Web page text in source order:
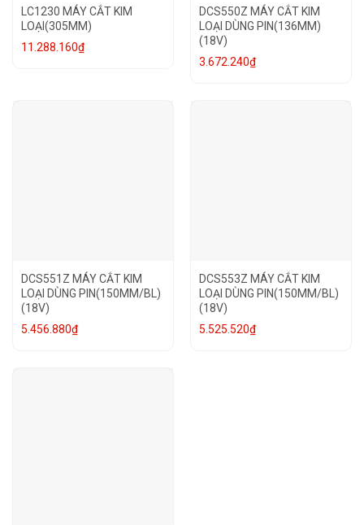
LC1230 MÁY CẮT KIM
LOẠI(305MM)
11.288.160₫
DCS550Z MÁY CẮT KIM
LOẠI DÙNG PIN(136MM)
(18V)
3.672.240₫
DCS551Z MÁY CẮT KIM
LOẠI DÙNG PIN(150MM/BL)
(18V)
5.456.880₫
DCS553Z MÁY CẮT KIM
LOẠI DÙNG PIN(150MM/BL)
(18V)
5.525.520₫